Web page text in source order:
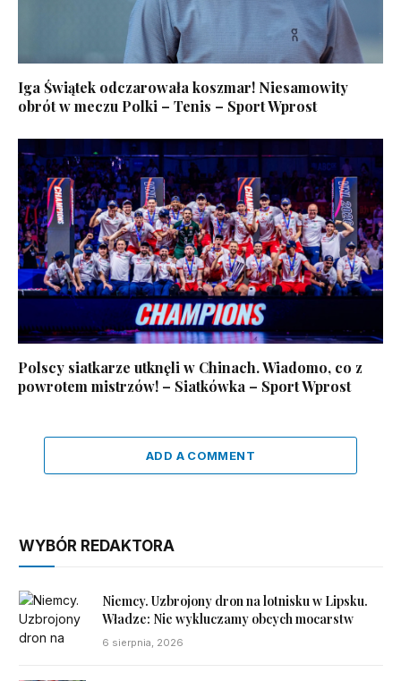
Iga Świątek odczarowała koszmar! Niesamowity
obrót w meczu Polki – Tenis – Sport Wprost
Polscy siatkarze utknęli w Chinach. Wiadomo, co z
powrotem mistrzów! – Siatkówka – Sport Wprost
ADD A COMMENT
WYBÓR REDAKTORA
Niemcy. Uzbrojony dron na lotnisku w Lipsku.
Władze: Nie wykluczamy obcych mocarstw
6 sierpnia, 2026